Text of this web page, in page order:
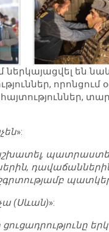
են
որոնցում
»:
պատրաստել
(Սևան)»: